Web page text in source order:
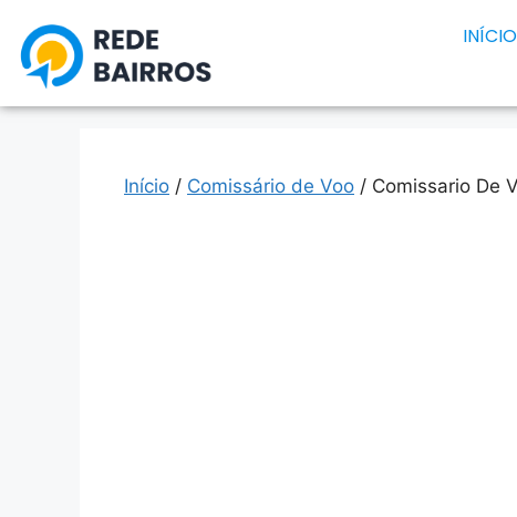
INÍCIO
Início / Comissário de Voo / Comissario De